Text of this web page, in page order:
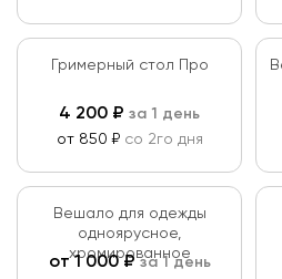
Материалы
Пластик
Металл
Стекло
Гримерный стол Про
4 200 ₽ за 1 день
от 850 ₽ со 2го дня
Вешало для одежды
одноярусное,
хромированное
от1 000₽за 1 день